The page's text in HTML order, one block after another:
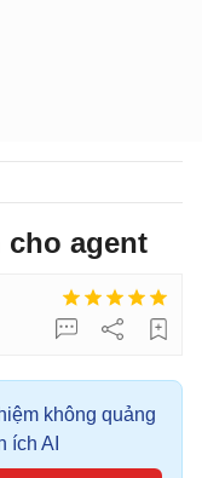
cho agent
không quảng
ích AI